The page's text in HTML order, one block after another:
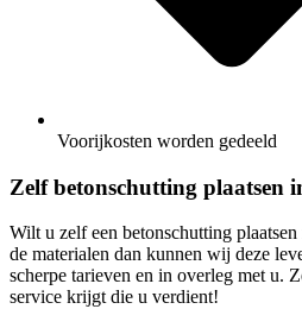
Voorijkosten worden gedeeld
Zelf betonschutting plaatsen
Wilt u zelf een betonschutting
de materialen dan kunnen wij deze
scherpe tarieven en in overleg met u.
service krijgt die u verdient!